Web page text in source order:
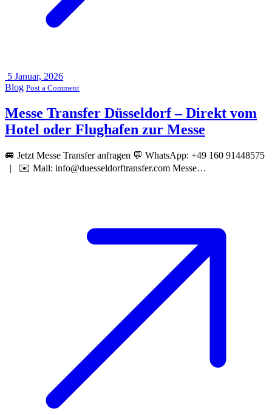
5 Januar, 2026
Blog Post a Comment
Messe Transfer Düsseldorf – Direkt vom
Hotel oder Flughafen zur Messe
🚐 Jetzt Messe Transfer anfragen 💬 WhatsApp: +49 160 91448575
| ✉️ Mail: info@duesseldorftransfer.com Messe…